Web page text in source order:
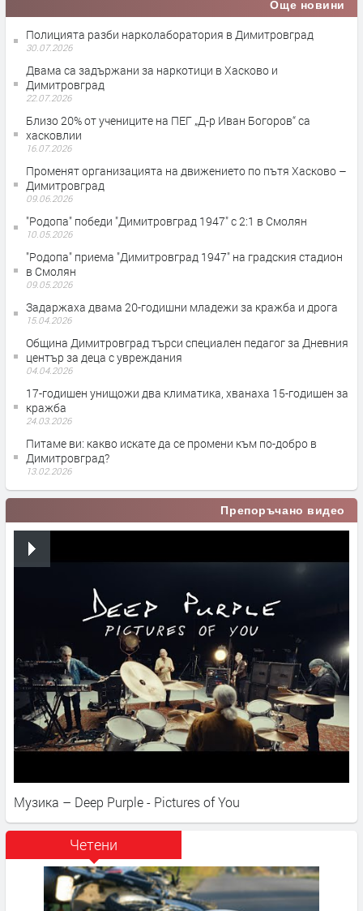
Още новини
Полицията разби нарколаборатория в Димитровград
30.07.2026
Двама са задържани за наркотици в Хасково и
Димитровград
22.07.2026
Близо 20% от учениците на ПЕГ „Д-р Иван Богоров“ са
хасковлии
16.07.2026
Променят организацията на движението по пътя Хасково –
Димитровград
09.06.2026
"Родопа" победи "Димитровград 1947" с 2:1 в Смолян
10.05.2026
"Родопа" приема "Димитровград 1947" на градския стадион
в Смолян
09.05.2026
Задаржаха двама 20-годишни младежи за кражба и дрога
15.04.2026
Община Димитровград търси специален педагог за Дневния
център за деца с увреждания
04.04.2026
17-годишен унищожи два климатика, хванаха 15-годишен за
кражба
24.03.2026
Питаме ви: какво искате да се промени към по-добро в
Димитровград?
13.02.2026
Препоръчано видео
Музика – Deep Purple - Pictures of You
Четени